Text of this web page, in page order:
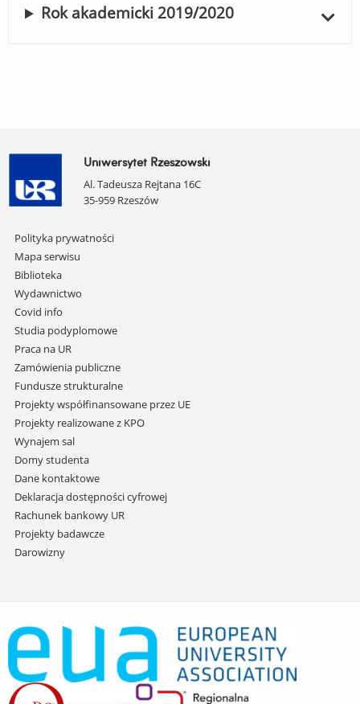
Rok akademicki 2019/2020
Uniwersytet Rzeszowski
Al. Tadeusza Rejtana 16C
35-959 Rzeszów
Pomiń
nawigację
i
przejdź
do
treści
Polityka prywatności
Mapa serwisu
Biblioteka
Wydawnictwo
Covid info
Studia podyplomowe
Praca na UR
Zamówienia publiczne
Fundusze strukturalne
Projekty współfinansowane przez UE
Projekty realizowane z KPO
Wynajem sal
Domy studenta
Dane kontaktowe
Deklaracja dostępności cyfrowej
Rachunek bankowy UR
Projekty badawcze
Darowizny